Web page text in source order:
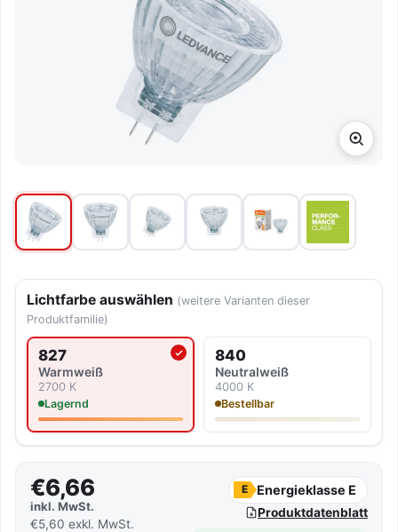
Lichtfarbe auswählen (weitere Varianten dieser
Produktfamilie)
827
Warmweiß
2700 K
Lagernd
Aktuell ausgewählte Lichtfarbe
840
Neutralweiß
4000 K
Bestellbar
€6,66
inkl. MwSt.
€5,60 exkl. MwSt.
E Energieklasse E
Produktdatenblatt